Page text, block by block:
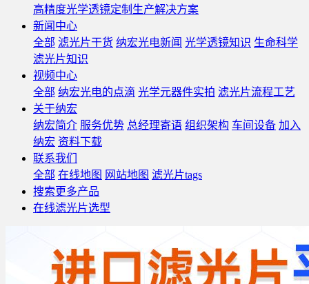
高精度光学透镜定制生产解决方案
新闻中心
全部 滤光片干货 纳宏光电新闻 光学透镜知识 生命科学
滤光片知识
视频中心
全部 纳宏光电的点滴 光学元器件实拍 滤光片流程工艺
关于纳宏
纳宏简介 服务优势 总经理寄语 组织架构 车间设备 加入
纳宏 资料下载
联系我们
全部 在线地图 网站地图 滤光片tags
搜索更多产品
在线滤光片选型